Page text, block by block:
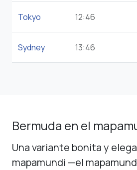
Tokyo 12:46
Sydney 13:46
Bermuda en el
Una variante bonita y
mapamundi —el